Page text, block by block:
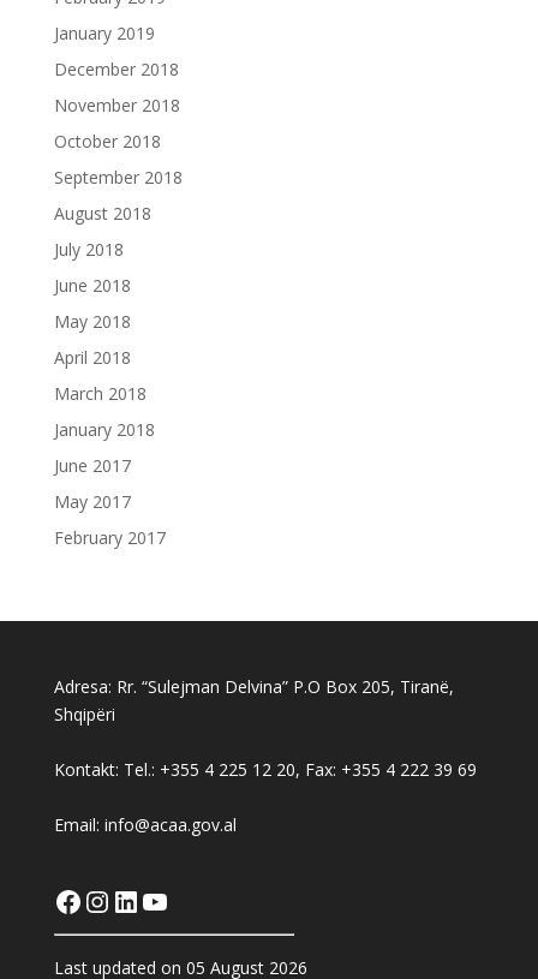
January 2019
December 2018
November 2018
October 2018
September 2018
August 2018
July 2018
June 2018
May 2018
April 2018
March 2018
January 2018
June 2017
May 2017
February 2017
Adresa: Rr. “Sulejman Delvina” P.O Box 205, Tiranë,
Shqipëri
Kontakt: Tel.: +355 4 225 12 20, Fax: +355 4 222 39 69
Email: info@acaa.gov.al
Facebook
Instagram
LinkedIn
YouTube
Last updated on 05 August 2026